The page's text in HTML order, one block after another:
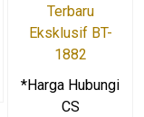
Terbaru
Eksklusif BT-
1882
*Harga Hubungi
CS